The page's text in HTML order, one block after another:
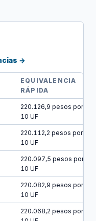
→
EQUIVALENCIA
RÁPIDA
220.126,9 pesos por
10 UF
220.112,2 pesos por
10 UF
220.097,5 pesos por
10 UF
220.082,9 pesos por
10 UF
220.068,2 pesos por